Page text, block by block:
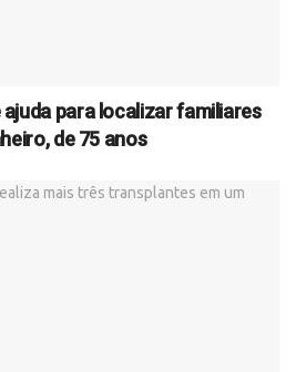
para localizar familiares
de 75 anos